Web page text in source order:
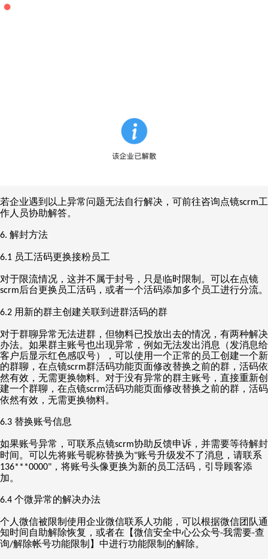
若企业遇到以上异常问题无法自行解决，可前往咨询点镜scrm工
作人员协助解答。
6. 解封方法
6.1 员工活码更换接粉员工
对于限流情况，这并不属于封号，只是临时限制。可以在点镜
scrm后台更换员工活码，或者一个活码添加多个员工进行分流。
6.2 用新的群主创建关联到进群活码的群
对于群聊异常无法进群，但物料已投放出去的情况，有两种解决
办法。如果群主账号也出现异常，例如无法发出消息（发消息给
客户后显示红色感叹号），可以使用一个正常的员工创建一个新
的群聊，在点镜scrm群活码功能页面修改替换之前的群，活码依
然有效，无需更换物料。对于没有异常的群主账号，直接重新创
建一个群聊，在点镜scrm活码功能页面修改替换之前的群，活码
依然有效，无需更换物料。
6.3 替换账号信息
如果账号异常，可联系点镜scrm协助反馈申诉，并需要等待解封
时间。可以先将账号昵称替换为"账号升级发不了消息，请联系
136***0000" ，将账号头像更换为新的员工活码，引导顾客添
加。
6.4 个微异常的解决办法
个人微信被限制使用企业微信联系人功能，可以根据微信团队通
知时间自助解除恢复，或者在【微信安全中心公众号-我需要-查
询/解除帐号功能限制】中进行功能限制的解除。